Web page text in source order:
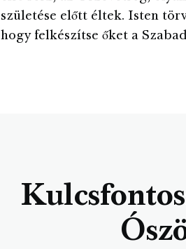
születése előtt éltek. Isten
hogy felkészítse őket a